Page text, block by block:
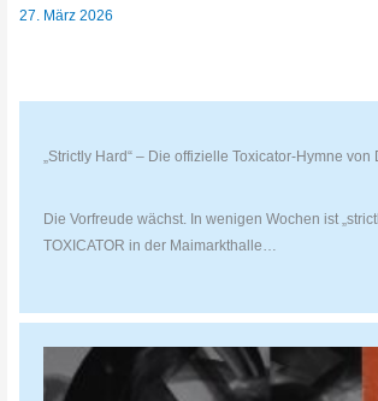
27. März 2026
„Strictly Hard“ – Die offizielle Toxicator-Hymne von
Die Vorfreude wächst. In wenigen Wochen ist
TOXICATOR in der Maimarkthalle…